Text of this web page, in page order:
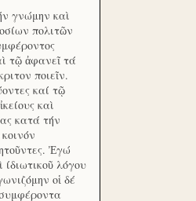
γνώμην καὶ
πολιτῶν
τῷ ἀφανεῖ τά
ποιεῖν.
καί τῷ
καὶ
κατά τήν
Ἐγώ
λόγου
οἱ δέ